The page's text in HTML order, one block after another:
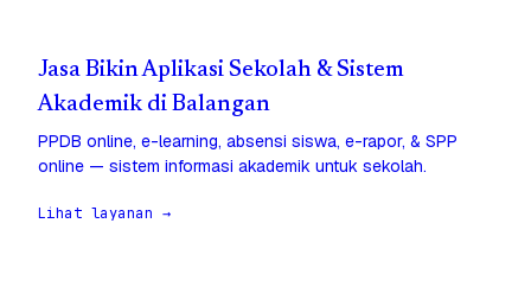
Jasa Bikin Aplikasi Sekolah & Sistem
Akademik di Balangan
PPDB online, e-learning, absensi siswa, e-rapor, & SPP
online — sistem informasi akademik untuk sekolah.
Lihat layanan →